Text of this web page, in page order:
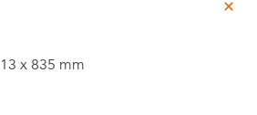
x 835 mm